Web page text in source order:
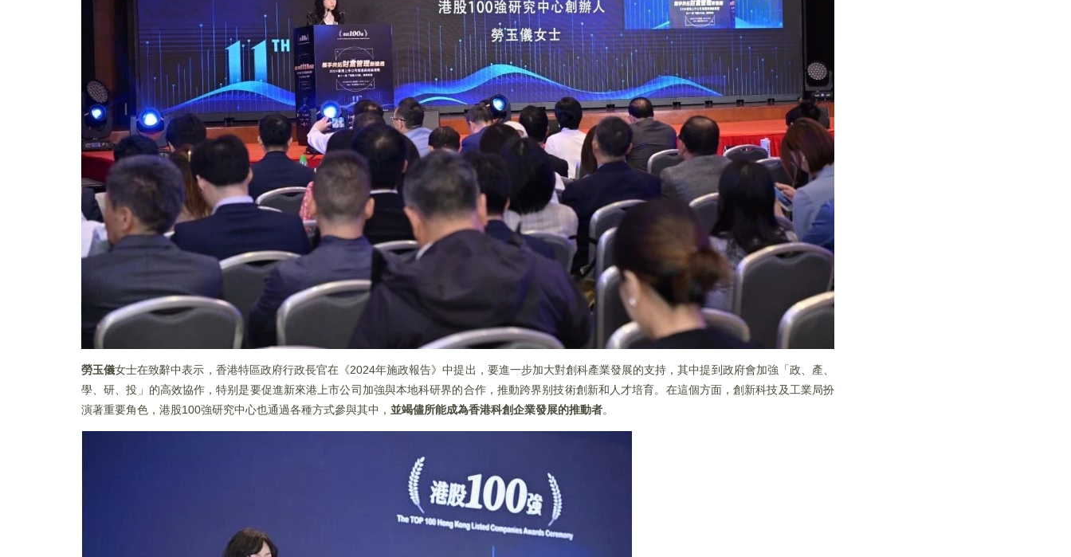
勞玉儀女士在致辭中表示，香港特區政府行政長官在《2024年施政報告》中提出，要進一步加大對創科產業發展的支持，其中提到政府會加強「政、產、
學、研、投」的高效協作，特别是要促進新來港上市公司加強與本地科研界的合作，推動跨界别技術創新和人才培育。在這個方面，創新科技及工業局扮
演著重要角色，港股100強研究中心也通過各種方式參與其中， 並竭儘所能成為香港科創企業發展的推動者。